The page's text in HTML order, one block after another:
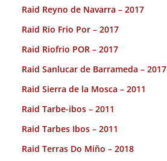
Raid Reyno de Navarra – 2017
Raid Rio Frio Por – 2017
Raid Riofrio POR – 2017
Raid Sanlucar de Barrameda – 2017
Raid Sierra de la Mosca – 2011
Raid Tarbe-ibos – 2011
Raid Tarbes Ibos – 2011
Raid Terras Do Miño – 2018